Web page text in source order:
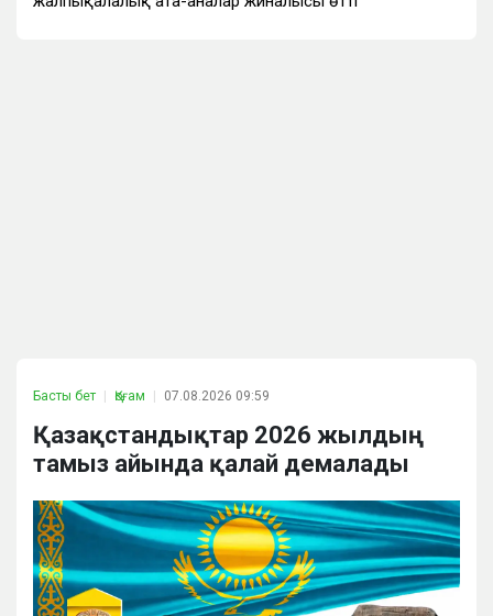
Басты бет Қоғам 07.08.2026 09:59
Қазақстандықтар 2026 жылдың
тамыз айында қалай демалады